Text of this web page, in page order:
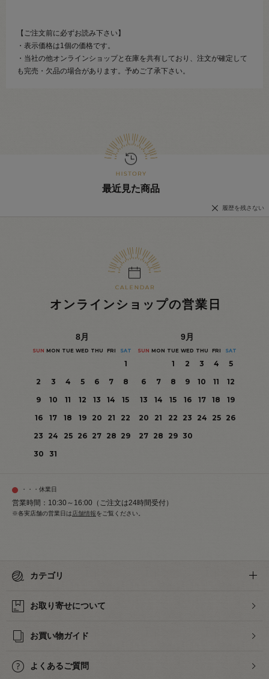
【ご注文前に必ずお読み下さい】
・表示価格は1個の価格です。
・当社の他オンラインショップと在庫を共有しており、注文が確定して
も完売・欠品の場合があります。予めご了承下さい。
最近見た商品
履歴を残さない
オンラインショップの営業日
8月
SUN MON TUE WED THU FRI SAT
1
2
3 4 5 6 7
8
9
10 11 12 13 14
15
16
17 18 19 20 21
22
23
24 25 26 27 28 29
30
31
9月
SUN MON TUE WED THU FRI SAT
1 2 3 4
5
6
7 8 9 10 11
12
13
14 15 16 17 18
19
20
21 22 23 24 25
26
27 28 29 30
・・・休業日
営業時間：10:30～16:00（ご注文は24時間受付）
※各実店舗の営業日は店舗情報をご覧ください。
カテゴリ
お取り寄せについて
お買い物ガイド
よくあるご質問